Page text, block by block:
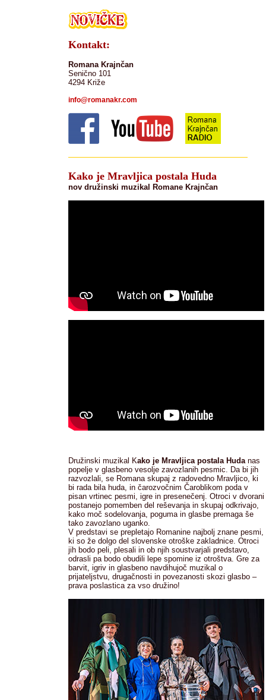
Kontakt:
Romana Krajnčan
Senično 101
4294 Križe
info@romanakr.com
Kako je Mravljica postala Huda
nov družinski muzikal Romane Krajnčan
Družinski muzikal Kako je Mravljica postala Hudanas
popelje v glasbeno vesolje zavozlanih pesmic. Da bi jih
razvozlali, se Romana skupaj z radovedno Mravljico, ki
bi rada bila huda, in čarozvočnim Čaroblikom poda v
pisan vrtinec pesmi, igre in presenečenj. Otroci v dvorani
postanejo pomemben del reševanja in skupaj odkrivajo,
kako moč sodelovanja, poguma in glasbe premaga še
tako zavozlano uganko.
V predstavi se prepletajo Romanine najbolj znane pesmi,
ki so že dolgo del slovenske otroške zakladnice. Otroci
jih bodo peli, plesali in ob njih soustvarjali predstavo,
odrasli pa bodo obudili lepe spomine iz otroštva. Gre za
barvit, igriv in glasbeno navdihujoč muzikal o
prijateljstvu, drugačnosti in povezanosti skozi glasbo –
prava poslastica za vso družino!